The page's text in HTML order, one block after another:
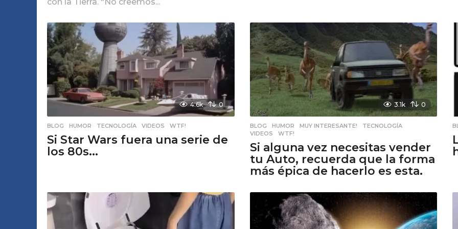
4.6k 0
BLOG ,HUMOR ,TECNOLOGÍA ,VIDEOS ,WTF!
Si Star Wars fuera una serie de
los 80s...
3.1k 0
BLOG ,HUMOR ,MUY INTERESANTE! ,TECNOLOGÍA
VIDEOS
,WTF!
Si alguna vez necesitas vender
tu Auto, recuerda que la forma
más épica de hacerlo es esta.